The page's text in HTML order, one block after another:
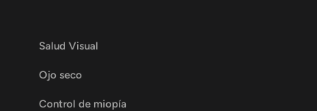
Salud Visual
Ojo seco
Control de miopía